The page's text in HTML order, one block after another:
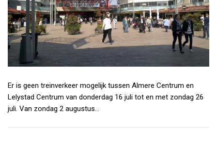
Er is geen treinverkeer mogelijk tussen Almere Centrum en
Lelystad Centrum van donderdag 16 juli tot en met zondag 26
juli. Van zondag 2 augustus…